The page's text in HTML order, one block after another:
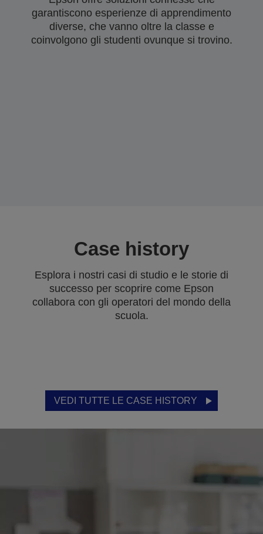
garantiscono esperienze di apprendimento
diverse, che vanno oltre la classe e
coinvolgono gli studenti ovunque si trovino.
Case history
Esplora i nostri casi di studio e le storie di
successo per scoprire come Epson
collabora con gli operatori del mondo della
scuola.
VEDI TUTTE LE CASE HISTORY